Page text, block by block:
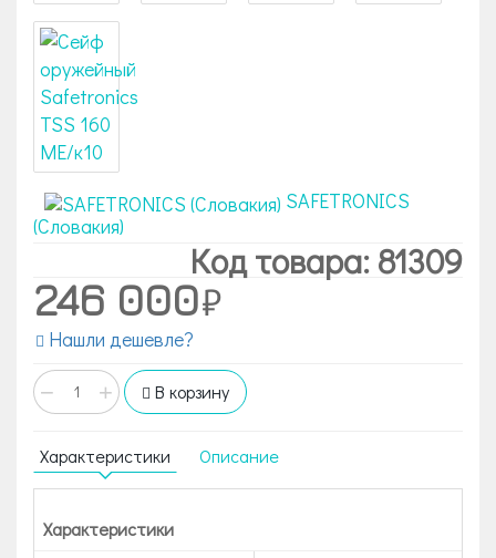
SAFETRONICS
(Словакия)
Код товара: 81309
246 000
Нашли дешевле?
− + В корзину
Характеристики Описание
Характеристики